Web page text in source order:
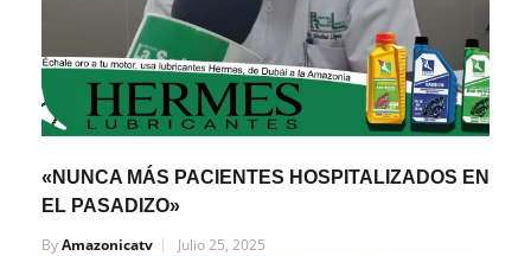
«NUNCA MÁS PACIENTES HOSPITALIZADOS EN
EL PASADIZO»
ByAmazonicatv Julio 25, 2025